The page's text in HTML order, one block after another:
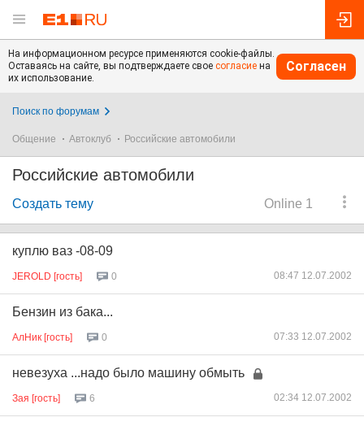
На информационном ресурсе применяются cookie-файлы.
Оставаясь на сайте, вы подтверждаете свое согласие на
их использование.
Согласен
Поиск по форумам
Общение Автоклуб Российские автомобили
Российские автомобили
Online 1
Создать тему
куплю ваз -08-09
JEROLD [гость] 0 08:47 12.07.2002
Бензин из бака...
АлНик [гость] 0 07:33 12.07.2002
невезуха ...надо было машину обмыть
Зая [гость] 6 02:34 12.07.2002